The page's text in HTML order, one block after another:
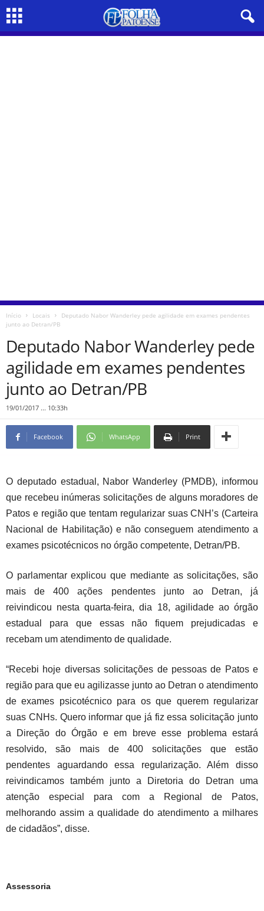
Início Locais
Deputado Nabor Wanderley pede agilidade em exames pendentes
junto ao Detran/PB
Deputado Nabor Wanderley pede
agilidade em exames pendentes
junto ao Detran/PB
19/01/2017 ... 10:33h
Facebook WhatsApp Print
O deputado estadual, Nabor Wanderley (PMDB), informou
que recebeu inúmeras solicitações de alguns moradores de
Patos e região que tentam regularizar suas CNH’s (Carteira
Nacional de Habilitação) e não conseguem atendimento a
exames psicotécnicos no órgão competente, Detran/PB.
O parlamentar explicou que mediante as solicitações, são
mais de 400 ações pendentes junto ao Detran, já
reivindicou nesta quarta-feira, dia 18, agilidade ao órgão
estadual para que essas não fiquem prejudicadas e
recebam um atendimento de qualidade.
“Recebi hoje diversas solicitações de pessoas de Patos e
região para que eu agilizasse junto ao Detran o atendimento
de exames psicotécnico para os que querem regularizar
suas CNHs. Quero informar que já fiz essa solicitação junto
a Direção do Órgão e em breve esse problema estará
resolvido, são mais de 400 solicitações que estão
pendentes aguardando essa regularização. Além disso
reivindicamos também junto a Diretoria do Detran uma
atenção especial para com a Regional de Patos,
melhorando assim a qualidade do atendimento a milhares
de cidadãos”, disse.
Assessoria